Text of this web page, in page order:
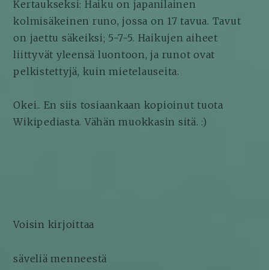
Kertaukseksi: Haiku on japanilainen
kolmisäkeinen runo, jossa on 17 tavua. Tavut
on jaettu säkeiksi; 5-7-5. Haikujen aiheet
liittyvät yleensä luontoon, ja runot ovat
pelkistettyjä, kuin mietelauseita.
Okei.. En siis tosiaankaan kopioinut tuota
Wikipediasta. Vähän muokkasin sitä. :)
Voisin kirjoittaa
säveliä menneestä